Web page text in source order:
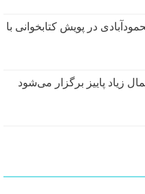
در پویش کتابخوانی با
زیاد پاییز برگزار می‌شود